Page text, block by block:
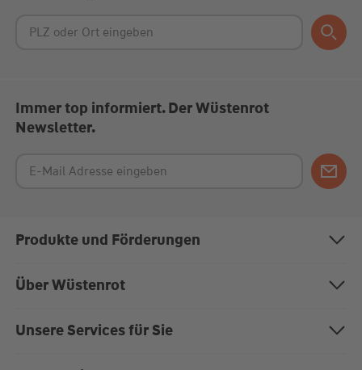
Immer top informiert. Der Wüstenrot
Newsletter.
Produkte und Förderungen
Bausparen
Über Wüstenrot
Über uns
Unsere Services für Sie